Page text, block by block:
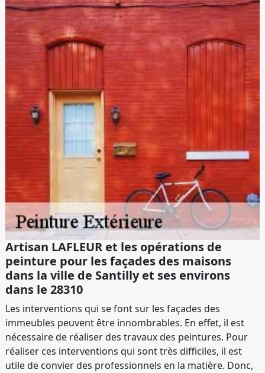
Artisan LAFLEUR et les opérations de
peinture pour les façades des maisons
dans la ville de Santilly et ses environs
dans le 28310
Les interventions qui se font sur les façades des
immeubles peuvent être innombrables. En effet, il est
nécessaire de réaliser des travaux des peintures. Pour
réaliser ces interventions qui sont très difficiles, il est
utile de convier des professionnels en la matière. Donc,